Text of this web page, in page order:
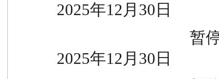
2025年12月30日
2025年12月30日